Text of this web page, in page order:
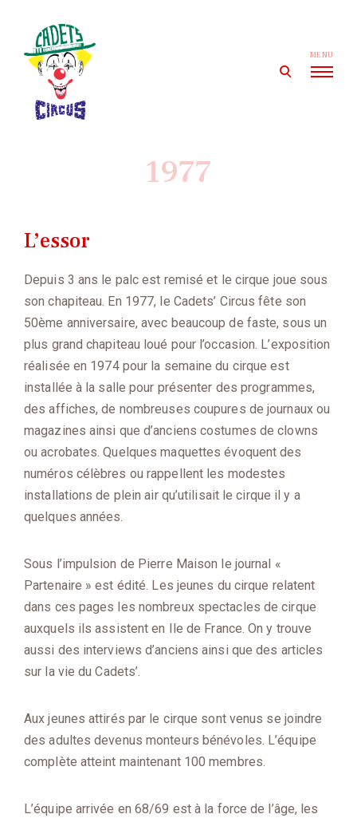
content
open
MENU
1977
L’essor
Depuis 3 ans le palc est remisé et le cirque joue sous
son chapiteau. En 1977, le Cadets’ Circus fête son
50ème anniversaire, avec beaucoup de faste, sous un
plus grand chapiteau loué pour l’occasion. L’exposition
réalisée en 1974 pour la semaine du cirque est
installée à la salle pour présenter des programmes,
des affiches, de nombreuses coupures de journaux ou
magazines ainsi que d’anciens costumes de clowns
ou acrobates. Quelques maquettes évoquent des
numéros célèbres ou rappellent les modestes
installations de plein air qu’utilisait le cirque il y a
quelques années.
Sous l’impulsion de Pierre Maison le journal «
Partenaire » est édité. Les jeunes du cirque relatent
dans ces pages les nombreux spectacles de cirque
auxquels ils assistent en Ile de France. On y trouve
aussi des interviews d’anciens ainsi que des articles
sur la vie du Cadets’.
Aux jeunes attirés par le cirque sont venus se joindre
des adultes devenus monteurs bénévoles. L’équipe
complète atteint maintenant 100 membres.
L’équipe arrivée en 68/69 est à la force de l’âge, les